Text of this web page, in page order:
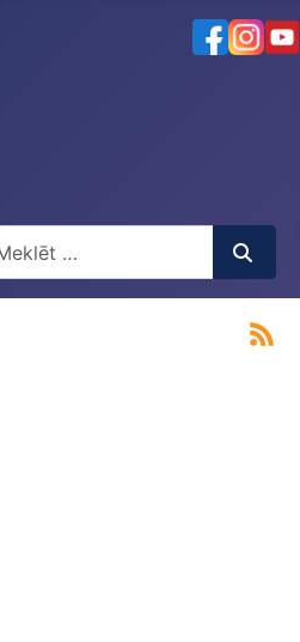
2 or more characters for